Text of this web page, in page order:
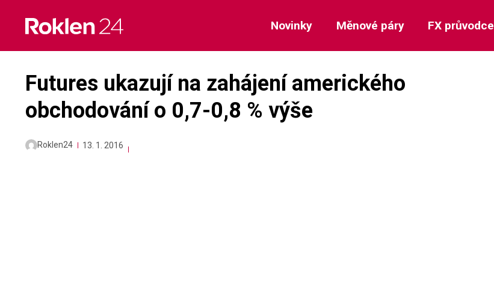
content
Novinky Měnové páry FX průvodce
Futures ukazují na zahájení amerického
obchodování o 0,7-0,8 % výše
Roklen24 13. 1. 2016